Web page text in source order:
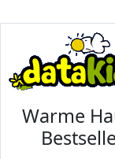
Warme